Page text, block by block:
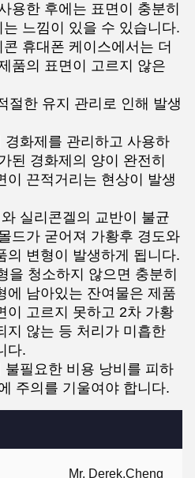
Mr. Derek.Cheng
용한 후에는 표면이 충분히
느낌이 있을 수 있습니다.
휴대폰 케이스에서는 더
품의 표면이 고르지 않은
절한 유지 관리로 인해 발생
화제를 관리하고 사용하
된 경화제의 양이 완전히
이 끈적거리는 현상이 발생
실리콘겔의 교반이 불균
드가 굳어져 가황후 경도와
의 변형이 발생하게 됩니다.
을 청소하지 않으면 충분히
에 남아있는 잔여물은 제품
이 고르지 못하고 2차 가황
지 않는 등 처리가 미흡한
다.
필요한 비용 낭비를 피하
주의를 기울여야 합니다.